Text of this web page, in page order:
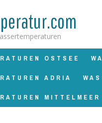
OSTSEE
ADRIA
MITTELMEER